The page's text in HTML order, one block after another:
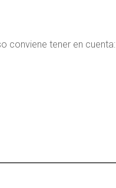
conviene tener en cuenta: